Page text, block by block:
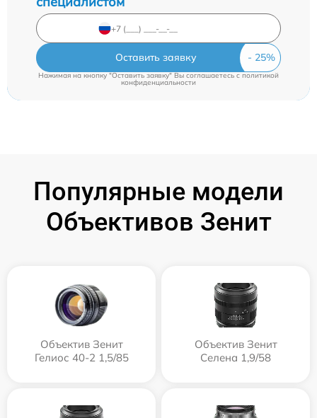
Оставить заявку
Нажимая на кнопку "Оставить заявку" Вы соглашаетесь cполитикой
конфиденциальности
Популярные модели
Объективов Зенит
Объектив Зенит
Гелиос 40-2 1,5/85
Объектив Зенит
Селена 1,9/58